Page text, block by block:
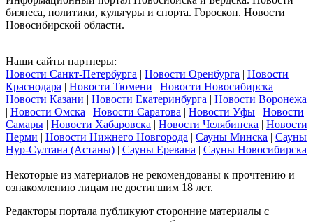
бизнеса, политики, культуры и спорта. Гороскоп. Новости
Новосибирской области.
Наши сайты партнеры:
Новости Санкт-Петербурга | Новости Оренбурга | Новости
Краснодара | Новости Тюмени | Новости Новосибирска |
Новости Казани | Новости Екатеринбурга | Новости Воронежа
| Новости Омска | Новости Саратова | Новости Уфы | Новости
Самары | Новости Хабаровска | Новости Челябинска | Новости
Перми | Новости Нижнего Новгорода | Сауны Минска | Сауны
Нур-Султана (Астаны) | Сауны Еревана | Сауны Новосибирска
Некоторые из материалов не рекомендованы к прочтению и
ознакомлению лицам не достигшим 18 лет.
Редакторы портала публикуют сторонние материалы с